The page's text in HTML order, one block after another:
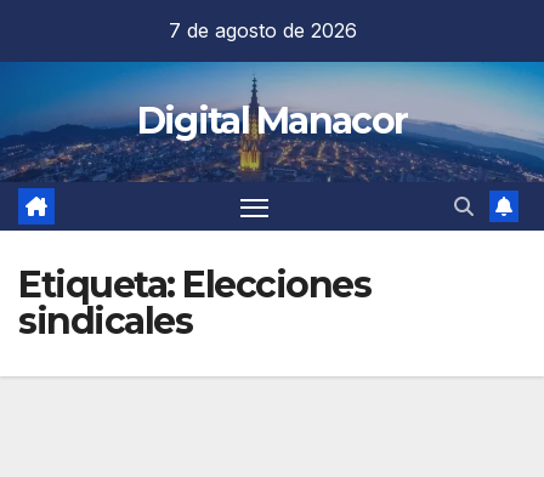
contenido
7 de agosto de 2026
Digital Manacor
Etiqueta: Elecciones
sindicales